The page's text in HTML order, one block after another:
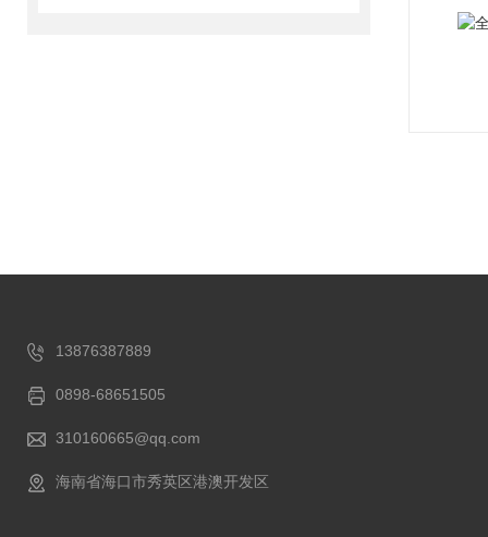
13876387889
0898-68651505
310160665@qq.com
海南省海口市秀英区港澳开发区